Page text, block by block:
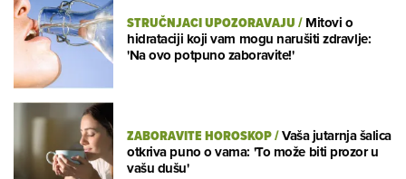
STRUČNJACI UPOZORAVAJU/Mitovi o
hidrataciji koji vam mogu narušiti zdravlje:
'Na ovo potpuno zaboravite!'
ZABORAVITE HOROSKOP/Vaša jutarnja šalica
otkriva puno o vama: 'To može biti prozor u
vašu dušu'